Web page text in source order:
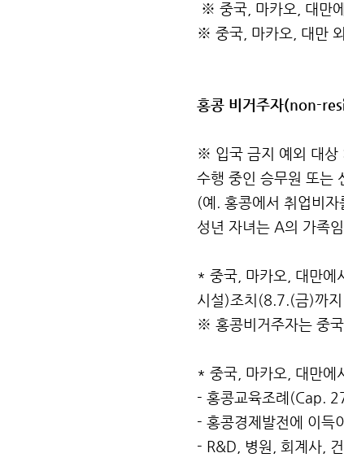
※ 중국, 마카오, 대만
※ 중국, 마카오, 대만
홍콩 비거주자(non-
※ 입국 금지 예외 대상
수행 중인 승무원 또는
​(예. 홍콩에서 취업비
성년 자녀는 A의 가족
* 중국, 마카오, 대만에
시설)조치(8.7.(금)까
※ 홍콩비거주자는 중
* 중국, 마카오, 대만에
- 홍콩교육조례(Cap.
- 홍콩경제발전에 이득
- R&D, 병원, 회계사,